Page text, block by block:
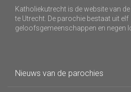
Katholiekutrecht is de website van
te Utrecht. De parochie bestaat uit elf
geloofsgemeenschappen en negen
Nieuws van de parochies